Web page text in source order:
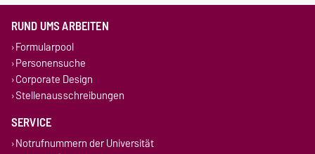
RUND UMS ARBEITEN
Formularpool
Personensuche
Corporate Design
Stellenausschreibungen
SERVICE
Notrufnummern der Universität